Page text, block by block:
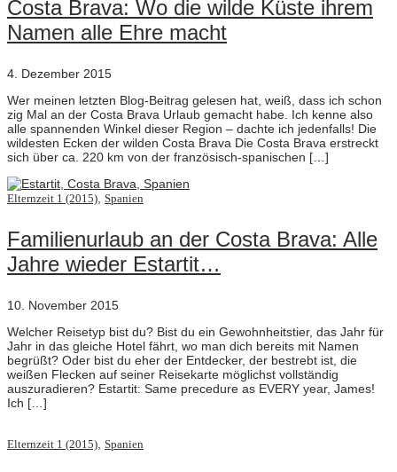
Costa Brava: Wo die wilde Küste ihrem
Namen alle Ehre macht
4. Dezember 2015
Wer meinen letzten Blog-Beitrag gelesen hat, weiß, dass ich schon
zig Mal an der Costa Brava Urlaub gemacht habe. Ich kenne also
alle spannenden Winkel dieser Region – dachte ich jedenfalls! Die
wildesten Ecken der wilden Costa Brava Die Costa Brava erstreckt
sich über ca. 220 km von der französisch-spanischen […]
Elternzeit 1 (2015) Spanien
Familienurlaub an der Costa Brava: Alle
Jahre wieder Estartit…
10. November 2015
Welcher Reisetyp bist du? Bist du ein Gewohnheitstier, das Jahr für
Jahr in das gleiche Hotel fährt, wo man dich bereits mit Namen
begrüßt? Oder bist du eher der Entdecker, der bestrebt ist, die
weißen Flecken auf seiner Reisekarte möglichst vollständig
auszuradieren? Estartit: Same precedure as EVERY year, James!
Ich […]
Elternzeit 1 (2015) Spanien